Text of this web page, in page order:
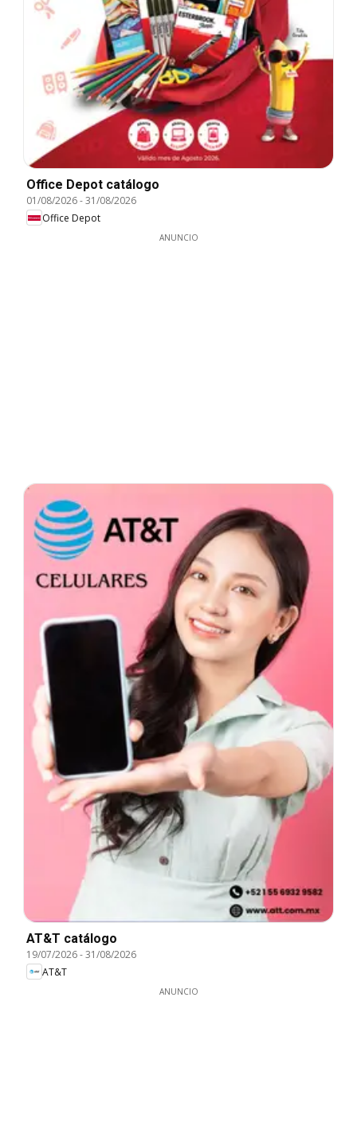
Office Depot catálogo
01/08/2026-31/08/2026
Office Depot
ANUNCIO
AT&T catálogo
19/07/2026-31/08/2026
AT&T
ANUNCIO